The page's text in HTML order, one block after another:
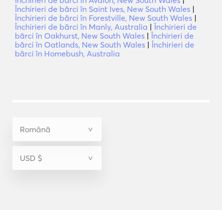
Închirieri de bărci în Saint Ives, New South Wales |
Închirieri de bărci în Forestville, New South Wales |
Închirieri de bărci în Manly, Australia | Închirieri de
bărci în Oakhurst, New South Wales | Închirieri de
bărci în Oatlands, New South Wales | Închirieri de
bărci în Homebush, Australia